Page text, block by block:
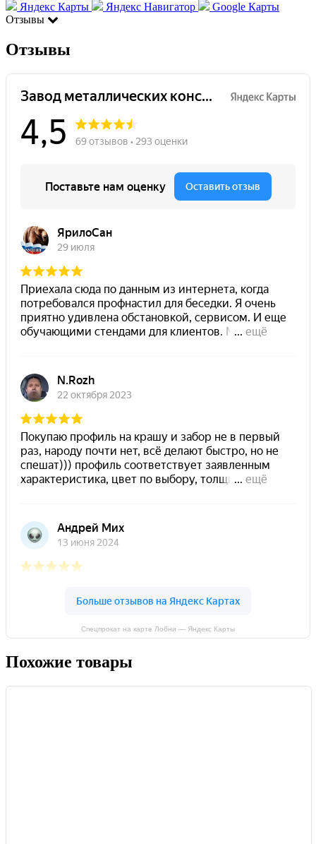
Яндекс Карты
Яндекс Навигатор
Google Карты
Отзывы
Отзывы
Спецпрокат на карте Лобни — Яндекс Карты
Похожие товары